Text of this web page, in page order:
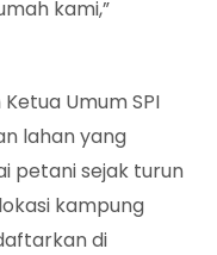
kami,”
Umum SPI
lahan yang
petani sejak turun
kampung
di